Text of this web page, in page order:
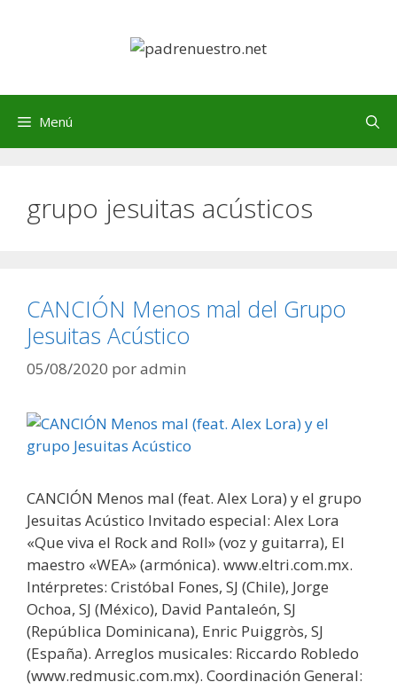
Menú
grupo jesuitas acústicos
CANCIÓN Menos mal del Grupo
Jesuitas Acústico
05/08/2020 poradmin
CANCIÓN Menos mal (feat. Alex Lora) y el grupo
Jesuitas Acústico Invitado especial: Alex Lora
«Que viva el Rock and Roll» (voz y guitarra), El
maestro «WEA» (armónica). www.eltri.com.mx.
Intérpretes: Cristóbal Fones, SJ (Chile), Jorge
Ochoa, SJ (México), David Pantaleón, SJ
(República Dominicana), Enric Puiggròs, SJ
(España). Arreglos musicales: Riccardo Robledo
(www.redmusic.com.mx). Coordinación General: